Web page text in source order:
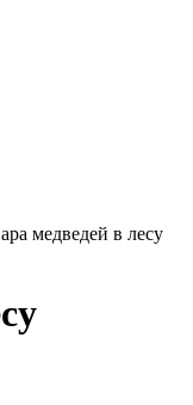
медведей в лесу